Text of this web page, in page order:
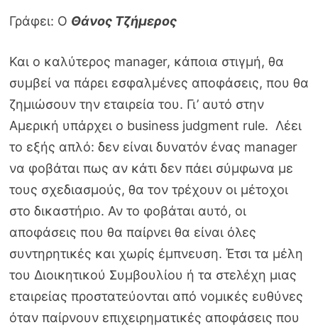
Γράφει: Ο Θάνος Τζήμερος
Και ο καλύτερος manager, κάποια στιγμή, θα
συμβεί να πάρει εσφαλμένες αποφάσεις, που θα
ζημιώσουν την εταιρεία του. Γι’ αυτό στην
Αμερική υπάρχει ο business judgment rule. Λέει
το εξής απλό: δεν είναι δυνατόν ένας manager
να φοβάται πως αν κάτι δεν πάει σύμφωνα με
τους σχεδιασμούς, θα τον τρέχουν οι μέτοχοι
στο δικαστήριο. Αν το φοβάται αυτό, οι
αποφάσεις που θα παίρνει θα είναι όλες
συντηρητικές και χωρίς έμπνευση. Έτσι τα μέλη
του Διοικητικού Συμβουλίου ή τα στελέχη μιας
εταιρείας προστατεύονται από νομικές ευθύνες
όταν παίρνουν επιχειρηματικές αποφάσεις που